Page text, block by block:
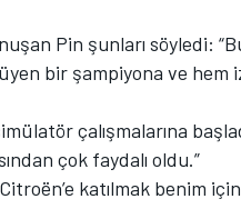
Pin şunları söyledi:
bir şampiyona ve
çalışmalarına
çok faydalı oldu.”
katılmak benim